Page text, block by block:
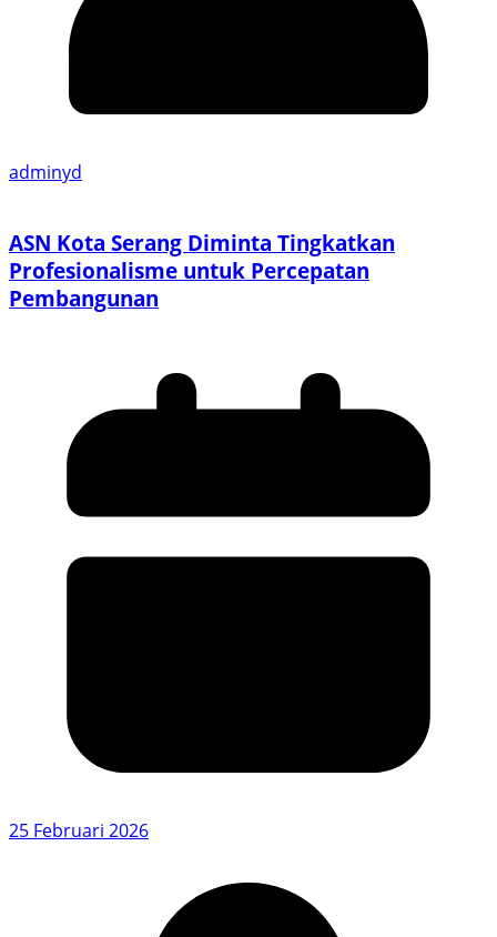
adminyd
ASN Kota Serang Diminta Tingkatkan
Profesionalisme untuk Percepatan
Pembangunan
25 Februari 2026